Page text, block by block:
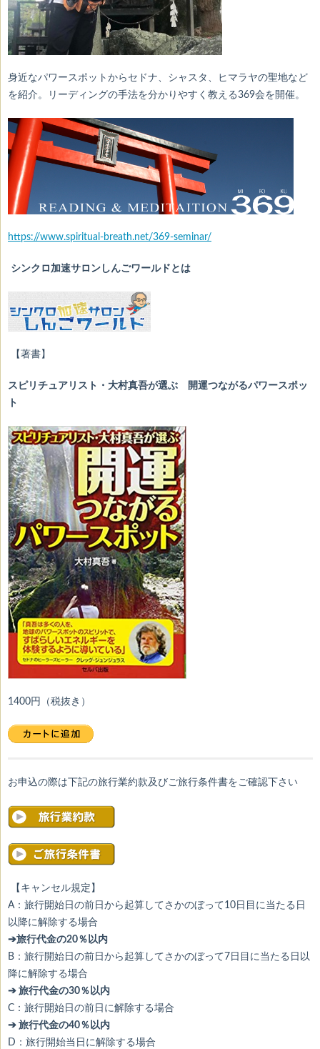
身近なパワースポットからセドナ、シャスタ、ヒマラヤの聖地など
を紹介。リーディングの手法を分かりやすく教える369会を開催。
https://www.spiritual-breath.net/369-seminar/
シンクロ加速サロンしんごワールドとは
【著書】
スピリチュアリスト・大村真吾が選ぶ 開運つながるパワースポッ
ト
1400円（税抜き）
お申込の際は下記の旅行業約款及びご旅行条件書をご確認下さい
【キャンセル規定】
A：旅行開始日の前日から起算してさかのぼって10日目に当たる日
以降に解除する場合
➔旅行代金の20％以内
B：旅行開始日の前日から起算してさかのぼって7日目に当たる日以
降に解除する場合
➔ 旅行代金の30％以内
C：旅行開始日の前日に解除する場合
➔ 旅行代金の40％以内
D：旅行開始当日に解除する場合